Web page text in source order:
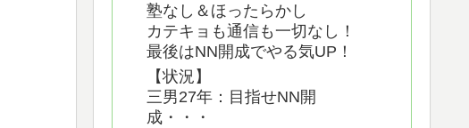
塾なし＆ほったらかし
カテキョも通信も一切なし！
最後はNN開成でやる気UP！
【状況】
三男27年：目指せNN開
成・・・